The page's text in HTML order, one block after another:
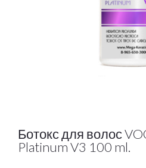
Ботокс для волос
Platinum V3 100 ml.